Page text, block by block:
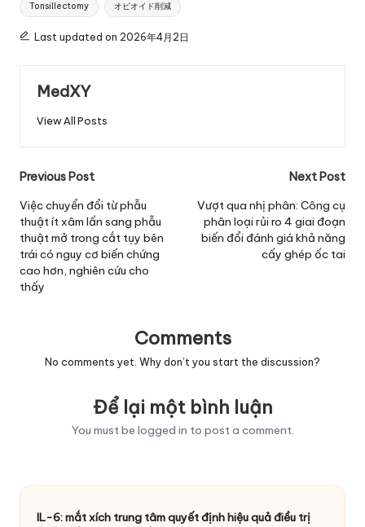
Tonsillectomy オピオイド削減
Last updated on 2026年4月2日
MedXY
View All Posts
Post
navigation
Previous Post
Việc chuyển đổi từ phẫu
thuật ít xâm lấn sang phẫu
thuật mở trong cắt tụy bên
trái có nguy cơ biến chứng
cao hơn, nghiên cứu cho
thấy
Next Post
Vượt qua nhị phân: Công cụ
phân loại rủi ro 4 giai đoạn
biến đổi đánh giá khả năng
cấy ghép ốc tai
Comments
No comments yet. Why don’t you start the discussion?
Để lại một bình luận
You must be logged in to post a comment.
IL-6: mắt xích trung tâm quyết định hiệu quả điều trị